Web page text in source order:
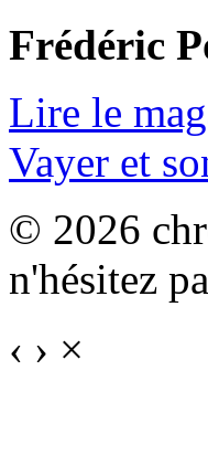
Frédéric
Lire le
Vayer et
© 2026
n'hésitez
‹ › ×